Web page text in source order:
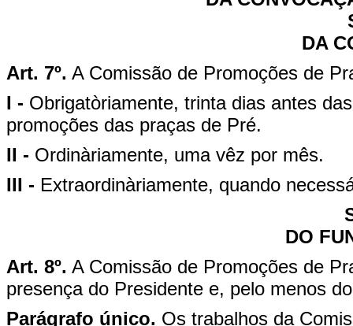
DA
Art. 7º. A Comissão de Promoções de
I - Obrigatòriamente, trinta dias antes
promoções das praças de Pré.
II - Ordinàriamente, uma vêz por mês.
III - Extraordinàriamente, quando
DO
Art. 8º. A Comissão de Promoções de
presença do Presidente e, pelo menos
Parágrafo único. Os trabalhos da